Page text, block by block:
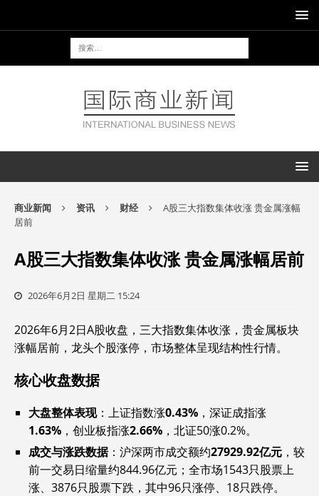
商业新闻 资讯 财经
A股三大指数集体收涨 贵金属涨幅
居前
A股三大指数集体收涨 贵金属涨幅居前
2026年6月2日 星期二 15:24
2026年6月2日A股收盘，三大指数集体收涨，贵金属板块
涨幅居前，龙头个股涨停，市场整体呈现结构性行情。
核心收盘数据
大盘整体表现‌：上证指数涨‌0.43% ‌，深证成指涨‌
1.63% ‌，创业板指涨‌2.66% ‌，北证50涨0.2%。
成交与涨跌数据‌：沪深两市成交额约‌27929.92亿元 ‌，较
前一交易日缩量约844.96亿元；全市场1543只股票上
涨、3876只股票下跌，其中96只涨停、18只跌停。